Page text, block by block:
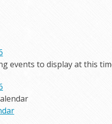
events to display at this